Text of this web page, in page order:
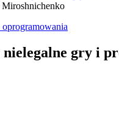
Miroshnichenko
gry i